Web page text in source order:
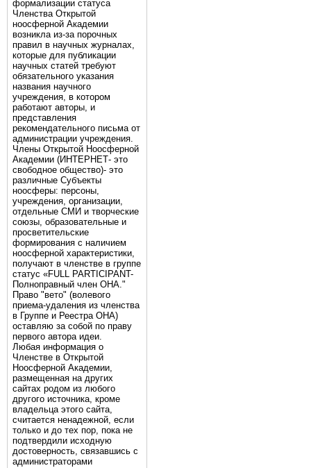
формализации статуса
Членства Открытой
ноосферной Академии
возникла из-за порочных
правил в научных журналах,
которые для публикации
научных статей требуют
обязательного указания
названия научного
учреждения, в котором
работают авторы, и
представления
рекомендательного письма от
администрации учреждения.
Члены Открытой Ноосферной
Академии (ИНТЕРНЕТ- это
свободное общество)- это
различные Субъекты
ноосферы: персоны,
учреждения, организации,
отдельные СМИ и творческие
союзы, образовательные и
просветительские
формирования с наличием
ноосферной характеристики,
получают в членстве в группе
статус «FULL PARTICIPANT-
Полноправный член ОНА."
Право "вето" (волевого
приема-удаления из членства
в Группе и Реестра ОНА)
оставляю за собой по праву
первого автора идеи.
Любая информация о
Членстве в Открытой
Ноосферной Академии,
размещенная на других
сайтах родом из любого
другого источника, кроме
владельца этого сайта,
считается ненадежной, если
только и до тех пор, пока не
подтвердили исходную
достоверность, связавшись с
администраторами